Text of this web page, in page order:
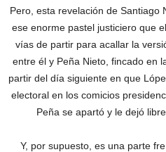
Pero, esta revelación de Santiago
ese enorme pastel justiciero que
vías de partir para acallar la
entre él y Peña Nieto, fincado en
partir del día siguiente en que
electoral en los comicios
Peña se apartó y le dejó
Y, por supuesto, es una parte